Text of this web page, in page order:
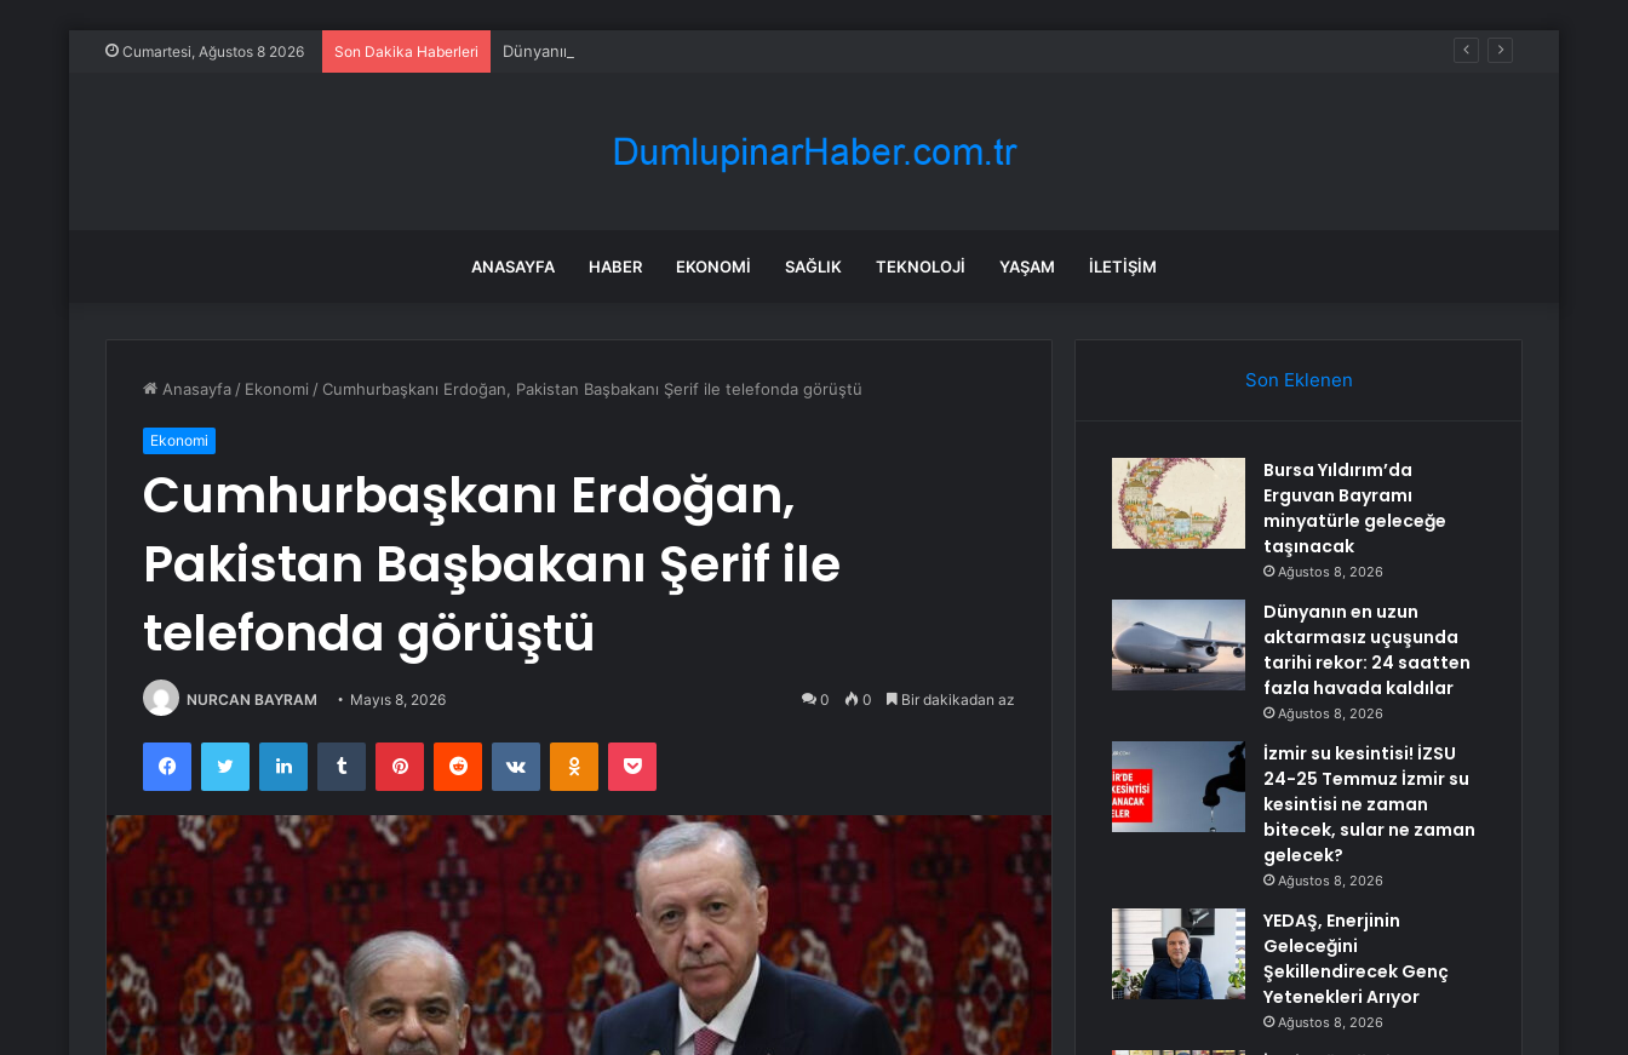
Cumartesi, Ağustos 8 2026 Son Dakika Haberleri Dünyanın en uzun aktarmasız uçuşunda tarihi rekor: 24 saatten fazla havada kaldılar
ANASAYFA HABER EKONOMI SAĞLIK TEKNOLOJI YAŞAM İLETIŞIM
Anasayfa / Ekonomi / Cumhurbaşkanı Erdoğan, Pakistan Başbakanı Şerif ile telefonda görüştü
Ekonomi
Cumhurbaşkanı Erdoğan,
Pakistan Başbakanı Şerif ile
telefonda görüştü
NURCAN BAYRAM Mayıs 8, 2026 0 0 Bir dakikadan az
FacebookTwitter LinkedInTumblr PinterestReddit VKontakteOdnoklassniki
Pocket
Son Eklenen
Bursa Yıldırım’da
Erguvan Bayramı
minyatürle geleceğe
taşınacak
Ağustos 8, 2026
Dünyanın en uzun
aktarmasız uçuşunda
tarihi rekor: 24 saatten
fazla havada kaldılar
Ağustos 8, 2026
İzmir su kesintisi! İZSU
24-25 Temmuz İzmir su
kesintisi ne zaman
bitecek, sular ne zaman
gelecek?
Ağustos 8, 2026
YEDAŞ, Enerjinin
Geleceğini
Şekillendirecek Genç
Yetenekleri Arıyor
Ağustos 8, 2026